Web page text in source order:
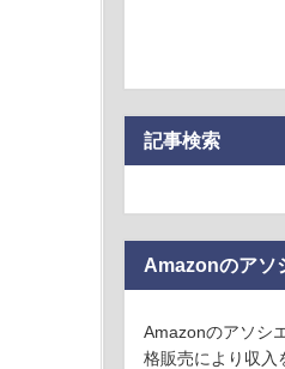
記事検索
Amazonのアソ
Amazonのアソシ
格販売により収入